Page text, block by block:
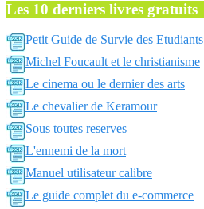
Les 10 derniers livres gratuits
Petit Guide de Survie des Etudiants
Michel Foucault et le christianisme
Le cinema ou le dernier des arts
Le chevalier de Keramour
Sous toutes reserves
L'ennemi de la mort
Manuel utilisateur calibre
Le guide complet du e-commerce